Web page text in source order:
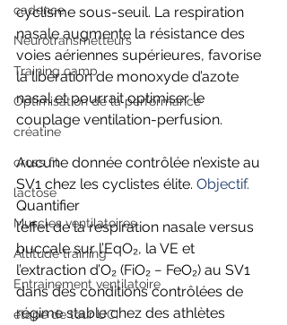
cadence
Neurotransmetteurs
Training camp
Optimisation de la performance
créatine
cross fit
lactose
Muscles ventilatoires
Altitude training
Entrainement ventilatoire
étape de tour UCI
cyclisme sous-seuil. La respiration
nasale augmente la résistance des
voies aériennes supérieures, favorise
la libération de monoxyde d’azote
nasal et pourrait optimiser le
couplage ventilation-perfusion.
Aucune donnée contrôlée n’existe au
SV1 chez les cyclistes élite. Objectif.
Quantifier
l’effet de la respiration nasale versus
buccale sur l’EqO₂, la VE et
l’extraction d’O₂ (FiO₂ − FeO₂) au SV1
dans des conditions contrôlées de
régime stable chez des athlètes